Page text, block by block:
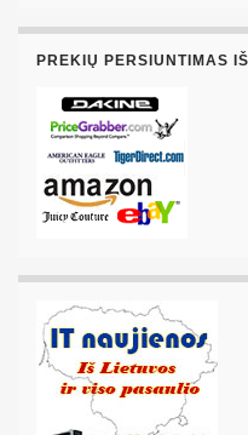
PREKIŲ PERSIUNTIMAS